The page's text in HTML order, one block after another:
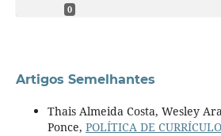
0
Artigos Semelhantes
Thais Almeida Costa, Wesley
Ponce, POLÍTICA DE